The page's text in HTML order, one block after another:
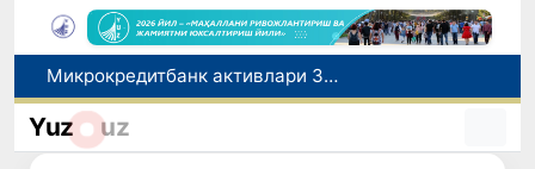
Малайзия Марказий Осиёда тиббий туризм йўналиши сифатидаги мавқеини мустаҳкамламоқда
Польшадаги элчихона кўмагида она ва бола Ватанга қайтарилди
Yuz uz